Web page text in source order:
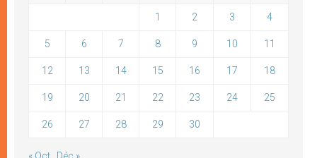
1 2 3 4
5 6 7 8 9 10 11
12 13 14 15 16 17 18
19 20 21 22 23 24 25
26 27 28 29 30